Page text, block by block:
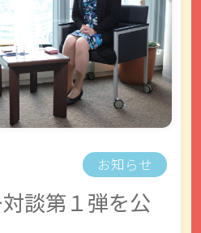
お知らせ
談第１弾を公